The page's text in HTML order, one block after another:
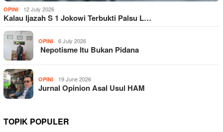
OPINI 12 July 2026
Kalau Ijazah S 1 Jokowi Terbukti Palsu L…
OPINI 6 July 2026
Nepotisme Itu Bukan Pidana
OPINI 19 June 2026
Jurnal Opinion Asal Usul HAM
TOPIK POPULER